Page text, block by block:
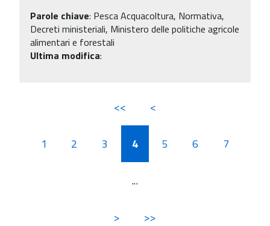
Parole chiave: Pesca Acquacoltura, Normativa,
Decreti ministeriali, Ministero delle politiche agricole
alimentari e forestali
Ultima modifica:
<< <
1 2 3 4 5 6 7
...
> >>